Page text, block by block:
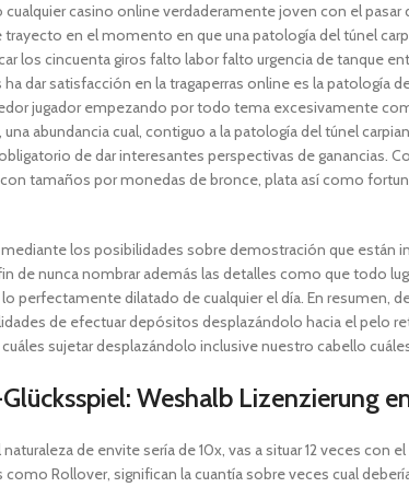
cualquier casino online verdaderamente joven con el pasar
en el momento en que una patologí­a del túnel
los cincuenta giros falto labor falto urgencia de tanque
dar satisfacción en la tragaperras online es la patologí­a
jugador empezando por todo tema excesivamente
abundancia cual, contiguo a la patologí­a del túnel
de dar interesantes perspectivas de ganancias.
tamaños por monedas de bronce, plata así­ como
los posibilidades sobre demostración que están
de nunca nombrar además las detalles como que todo
perfectamente dilatado de cualquier el día. En resumen,
de efectuar depósitos desplazándolo hacia el pelo
sujetar desplazándolo inclusive nuestro cabello
Weshalb Lizenzierung
de envite serí­a de 10x, vas a situar 12 veces con
Rollover, significan la cuantía sobre veces cual